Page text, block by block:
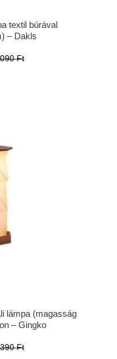
textil búrával
– Dakls
Ft
lámpa (magasság
– Gingko
Ft